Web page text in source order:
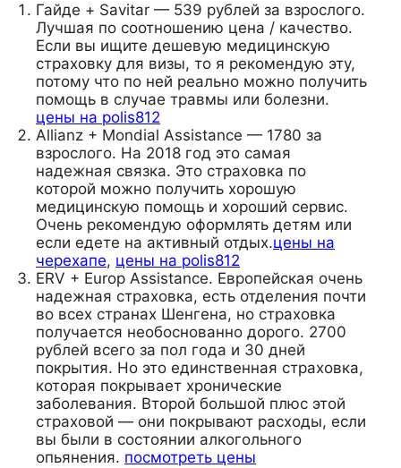
Гайде + Savitar — 539 рублей за взрослого.
Лучшая по соотношению цена / качество.
Если вы ищите дешевую медицинскую
страховку для визы, то я рекомендую эту,
потому что по ней реально можно получить
помощь в случае травмы или болезни.
цены на polis812
Allianz + Mondial Assistance — 1780 за
взрослого. На 2018 год это самая
надежная связка. Это страховка по
которой можно получить хорошую
медицинскую помощь и хороший сервис.
Очень рекомендую оформлять детям или
если едете на активный отдых.цены на
черехапе, цены на polis812
ERV + Europ Assistance. Европейская очень
надежная страховка, есть отделения почти
во всех странах Шенгена, но страховка
получается необоснованно дорого. 2700
рублей всего за пол года и 30 дней
покрытия. Но это единственная страховка,
которая покрывает хронические
заболевания. Второй большой плюс этой
страховой — они покрывают расходы, если
вы были в состоянии алкогольного
опьянения. посмотреть цены